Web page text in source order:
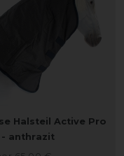
Halsteil Active Pro
- anthrazit